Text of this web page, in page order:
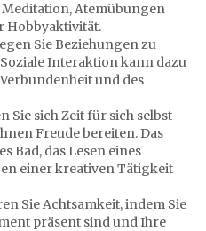
Atemübungen
Hobbyaktivität.
Sie Beziehungen zu
Interaktion kann dazu
und des
Sie sich Zeit für sich selbst
Freude bereiten. Das
Bad, das Lesen eines
einer kreativen Tätigkeit
Sie Achtsamkeit, indem Sie
präsent sind und Ihre